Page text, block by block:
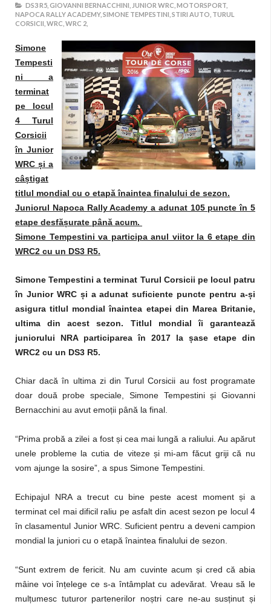
DS3 R5, GIOVANNI BERNACCHINI, JUNIOR WRC, MOTORSPORT,
NAPOCA RALLY ACADEMY, SIMONE TEMPESTINI, STIRI AUTO, TURUL
CORSICII, WRC, WRC 2,
Simone
Tempesti
ni a
terminat
pe locul
4 Turul
Corsicii
în Junior
WRC și a
câștigat
titlul mondial cu o etapă înaintea finalului de sezon.
Juniorul Napoca Rally Academy a adunat 105 puncte în 5
etape desfășurate până acum.
Simone Tempestini va participa anul viitor la 6 etape din
WRC2 cu un DS3 R5.
Simone Tempestini a terminat Turul Corsicii pe locul patru
în Junior WRC și a adunat suficiente puncte pentru a-și
asigura titlul mondial înaintea etapei din Marea Britanie,
ultima din acest sezon. Titlul mondial îi garantează
juniorului NRA participarea în 2017 la șase etape din
WRC2 cu un DS3 R5.
Chiar dacă în ultima zi din Turul Corsicii au fost programate
doar două probe speciale, Simone Tempestini și Giovanni
Bernacchini au avut emoții până la final.
“Prima probă a zilei a fost și cea mai lungă a raliului. Au apărut
unele probleme la cutia de viteze și mi-am făcut griji că nu
vom ajunge la sosire”, a spus Simone Tempestini.
Echipajul NRA a trecut cu bine peste acest moment și a
terminat cel mai dificil raliu pe asfalt din acest sezon pe locul 4
în clasamentul Junior WRC. Suficient pentru a deveni campion
mondial la juniori cu o etapă înaintea finalului de sezon.
“Sunt extrem de fericit. Nu am cuvinte acum și cred că abia
mâine voi înțelege ce s-a întâmplat cu adevărat. Vreau să le
mulțumesc tuturor partenerilor noștri care ne-au susținut și